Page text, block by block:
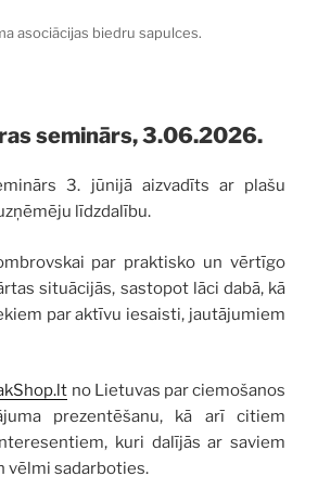
asociācijas biedru sapulces.
seminārs, 3.06.2026.
3. jūnijā aizvadīts ar plašu
līdzdalību.
par praktisko un vērtīgo
situācijās, sastopot lāci dabā, kā
par aktīvu iesaisti, jautājumiem
no Lietuvas par ciemošanos
prezentēšanu, kā arī citiem
kuri dalījās ar saviem
vēlmi sadarboties.